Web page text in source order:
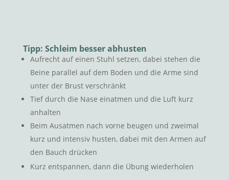
Tipp: Schleim besser abhusten
Aufrecht auf einen Stuhl setzen, dabei stehen die
Beine parallel auf dem Boden und die Arme sind
unter der Brust verschränkt
Tief durch die Nase einatmen und die Luft kurz
anhalten
Beim Ausatmen nach vorne beugen und zweimal
kurz und intensiv husten, dabei mit den Armen auf
den Bauch drücken
Kurz entspannen, dann die Übung wiederholen